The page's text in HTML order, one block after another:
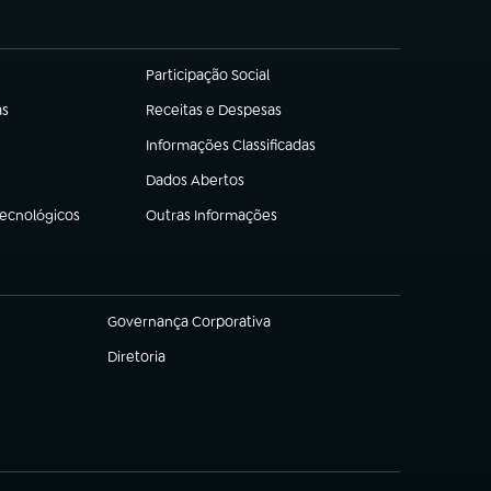
Participação Social
(abre em nova aba)
Receitas e Despesas
(abre em nova aba)
Informações Classificadas
(abre em nova aba)
Dados Abertos
(abre em nova aba)
Outras Informações
(abre em nova aba)
Governança Corporativa
(abre em nova aba)
Diretoria
(abre em nova aba)